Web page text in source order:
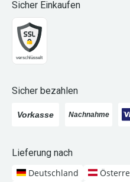
Sicher Einkaufen
Sicher bezahlen
Lieferung nach
Deutschland